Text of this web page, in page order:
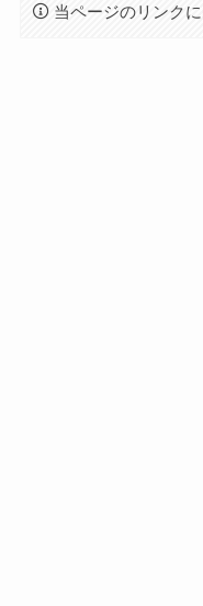
当ページのリンク